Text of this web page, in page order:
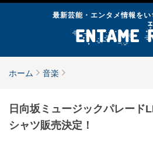
最新芸能・エンタメ情報をい
ホーム 音楽
日向坂ミュージックパレード
シャツ販売決定！